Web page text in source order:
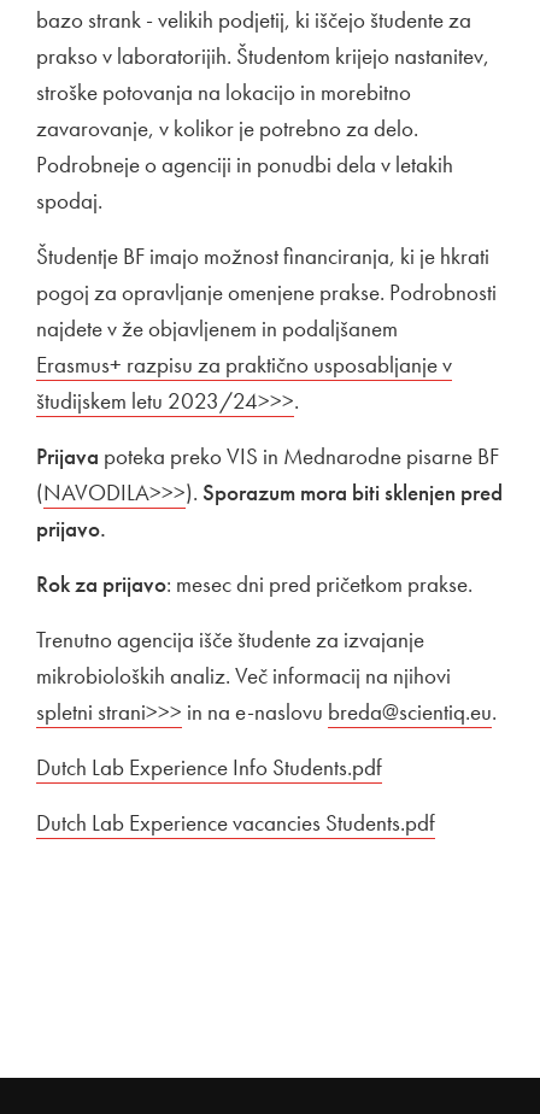
bazo strank - velikih podjetij, ki iščejo študente za
prakso v laboratorijih. Študentom krijejo nastanitev,
stroške potovanja na lokacijo in morebitno
zavarovanje, v kolikor je potrebno za delo.
Podrobneje o agenciji in ponudbi dela v letakih
spodaj.
Študentje BF imajo možnost financiranja, ki je hkrati
pogoj za opravljanje omenjene prakse. Podrobnosti
najdete v že objavljenem in podaljšanem
Erasmus+ razpisu za praktično usposabljanje v
študijskem letu 2023/24>>>Odpira se v novem oknu
.
Prijava poteka preko VIS in Mednarodne pisarne BF
(Zunanja povezava na
NAVODILA>>>Odpira se v novem oknu
). Sporazum mora biti sklenjen pred
prijavo.
Rok za prijavo: mesec dni pred pričetkom prakse.
Trenutno agencija išče študente za izvajanje
mikrobioloških analiz. Več informacij na njihovi
spletni strani>>> Odpira se v novem oknu
in na e-naslovu breda@scientiq.eu.
Povezava na dokument
Dutch Lab Experience Info Students.pdf
Povezava na dokument
Dutch Lab Experience vacancies Students.pdf